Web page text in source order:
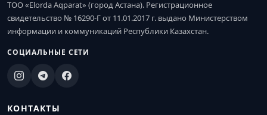
ТОО «Elorda Aqparat» (город Астана). Регистрационное
свидетельство № 16290-Г от 11.01.2017 г. выдано Министерством
информации и коммуникаций Республики Казахстан.
СОЦИАЛЬНЫЕ СЕТИ
КОНТАКТЫ